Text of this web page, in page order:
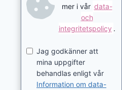
mer i vår data-
och
integritetspolicy .
Jag godkänner att
mina uppgifter
behandlas enligt vår
Information om data-